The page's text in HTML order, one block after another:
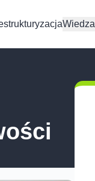
Wiedza